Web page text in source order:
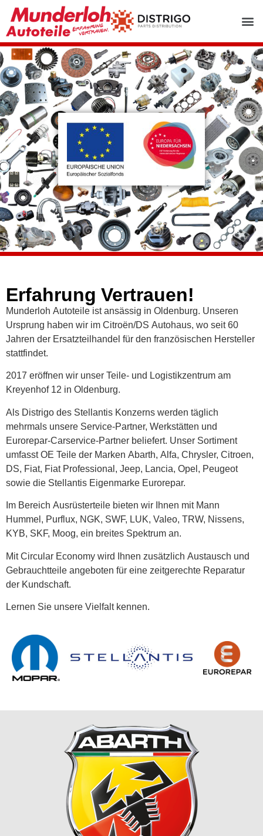
Erfahrung Vertrauen!
Munderloh Autoteile ist ansässig in Oldenburg. Unseren
Ursprung haben wir im Citroën/DS Autohaus, wo seit 60
Jahren der Ersatzteilhandel für den französischen Hersteller
stattfindet.
2017 eröffnen wir unser Teile- und Logistikzentrum am
Kreyenhof 12 in Oldenburg.
Als Distrigo des Stellantis Konzerns werden täglich
mehrmals unsere Service-Partner, Werkstätten und
Eurorepar-Carservice-Partner beliefert. Unser Sortiment
umfasst OE Teile der Marken Abarth, Alfa, Chrysler, Citroen,
DS, Fiat, Fiat Professional, Jeep, Lancia, Opel, Peugeot
sowie die Stellantis Eigenmarke Eurorepar.
Im Bereich Ausrüsterteile bieten wir Ihnen mit Mann
Hummel, Purflux, NGK, SWF, LUK, Valeo, TRW, Nissens,
KYB, SKF, Moog, ein breites Spektrum an.
Mit Circular Economy wird Ihnen zusätzlich Austausch und
Gebrauchtteile angeboten für eine zeitgerechte Reparatur
der Kundschaft.
Lernen Sie unsere Vielfalt kennen.